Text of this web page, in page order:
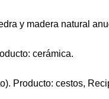
y madera natural
cerámica.
Producto: cestos,